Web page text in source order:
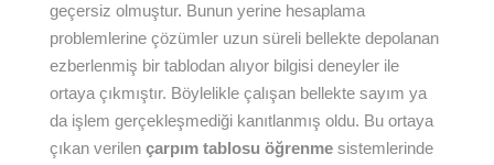
geçersiz olmuştur. Bunun yerine hesaplama
problemlerine çözümler uzun süreli bellekte depolanan
ezberlenmiş bir tablodan alıyor bilgisi deneyler ile
ortaya çıkmıştır. Böylelikle çalışan bellekte sayım ya
da işlem gerçekleşmediği kanıtlanmış oldu. Bu ortaya
çıkan verilen çarpım tablosu öğrenmesistemlerinde